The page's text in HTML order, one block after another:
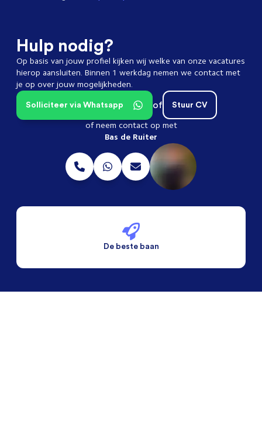
Hulp nodig?
Op basis van jouw profiel kijken wij welke van onze vacatures
hierop aansluiten. Binnen 1 werkdag nemen we contact met
je op over jouw mogelijkheden.
Stuur CV
of
Solliciteer via Whatsapp
of neem contact op met
Bas de Ruiter
De beste baan